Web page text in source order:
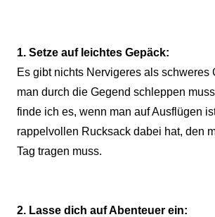
1. Setze auf leichtes Gepäck:
Es gibt nichts Nervigeres als schweres
man durch die Gegend schleppen
finde ich es, wenn man auf Ausflügen
rappelvollen Rucksack dabei hat, den
Tag tragen muss.
2. Lasse dich auf Abenteuer ein: